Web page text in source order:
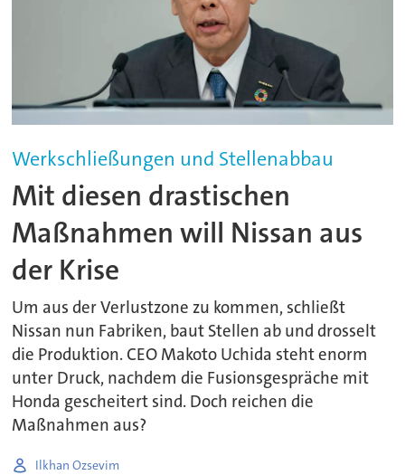
Werkschließungen und Stellenabbau
Mit diesen drastischen
Maßnahmen will Nissan aus
der Krise
Um aus der Verlustzone zu kommen, schließt
Nissan nun Fabriken, baut Stellen ab und drosselt
die Produktion. CEO Makoto Uchida steht enorm
unter Druck, nachdem die Fusionsgespräche mit
Honda gescheitert sind. Doch reichen die
Maßnahmen aus?
Ilkhan Ozsevim